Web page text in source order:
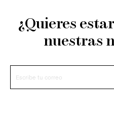
¿Quieres
nuestras